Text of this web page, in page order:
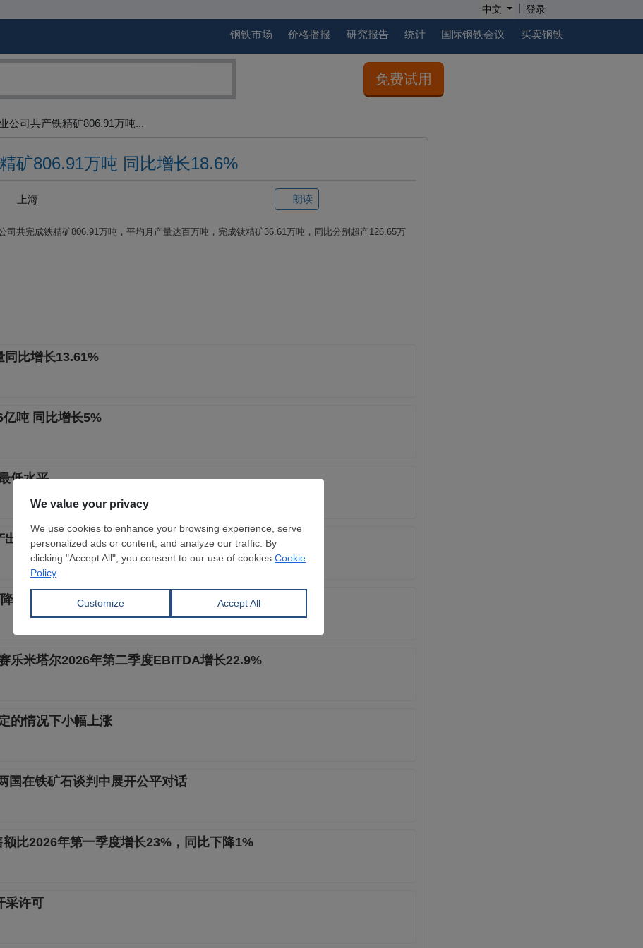
中文 | 登录
钢铁市场 价格播报 研究报告 统计 国际钢铁会议 买卖钢铁
免费试用
公司共产铁精矿806.91万吨...
矿806.91万吨 同比增长18.6%
上海 朗读
司共完成铁精矿806.91万吨，平均月产量达百万吨，完成钛精矿36.61万吨，同比分别超产126.65万
同比增长13.61%
吨 同比增长5%
低水平
出增长31%
34%
乐米塔尔2026年第二季度EBITDA增长22.9%
的情况下小幅上涨
国在铁矿石谈判中展开公平对话
比2026年第一季度增长23%，同比下降1%
采许可